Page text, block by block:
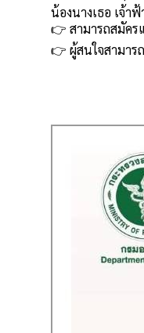
น้องนางเธอ เจ้า
👉 สามารถสมัคร
👉 ผู้สนใจสามาร